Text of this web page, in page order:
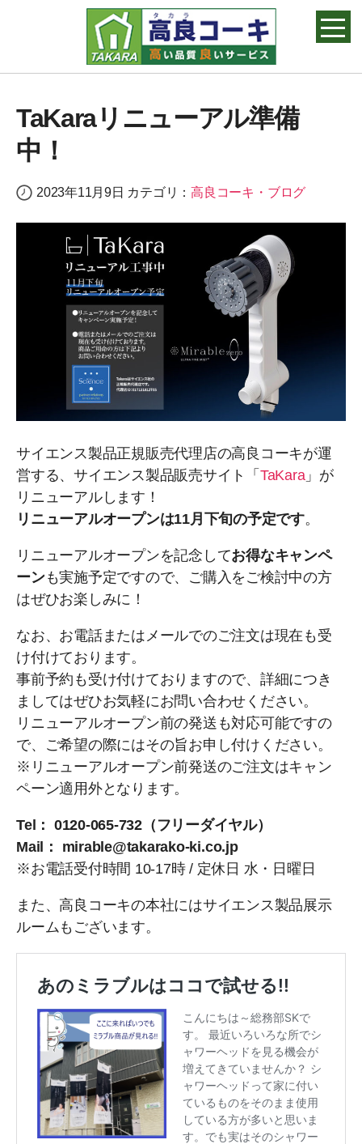
高良コーキ
TaKaraリニューアル準備
中！
2023年11月9日 カテゴリ：高良コーキ・ブログ
サイエンス製品正規販売代理店の高良コーキが運
営する、サイエンス製品販売サイト「 TaKara 」が
リニューアルします！
リニューアルオープンは11月下旬の予定です。
リニューアルオープンを記念してお得なキャンペ
ーンも実施予定ですので、ご購入をご検討中の方
はぜひお楽しみに！
なお、お電話またはメールでのご注文は現在も受
け付けております。
事前予約も受け付けておりますので、詳細につき
ましてはぜひお気軽にお問い合わせください。
リニューアルオープン前の発送も対応可能ですの
で、ご希望の際にはその旨お申し付けください。
※リニューアルオープン前発送のご注文はキャン
ペーン適用外となります。
Tel： 0120-065-732（フリーダイヤル）
Mail： mirable@takarako-ki.co.jp
※お電話受付時間 10-17時 / 定休日 水・日曜日
また、高良コーキの本社にはサイエンス製品展示
ルームもございます。